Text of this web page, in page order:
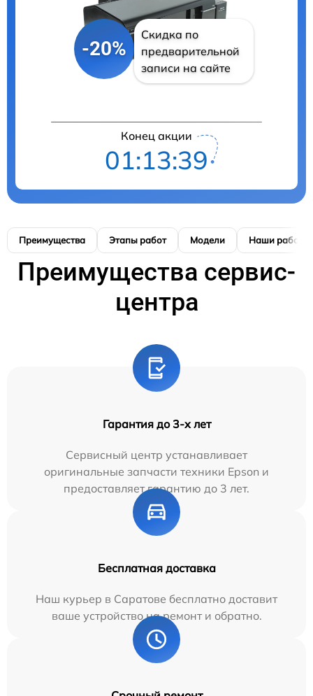
-20%
Скидка по
предварительной
записи на сайте
Конец акции
01:13:38
Преимущества Этапы работ Модели Наши работы
Преимущества сервис-
центра
Гарантия до 3-х лет
Сервисный центр устанавливает
оригинальные запчасти техники Epson и
предоставляет гарантию до 3 лет.
Бесплатная доставка
Наш курьер в Саратове бесплатно доставит
ваше устройство на ремонт и обратно.